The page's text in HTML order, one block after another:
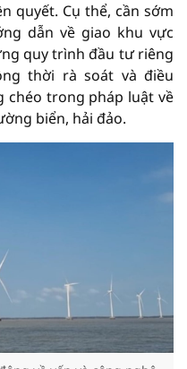
quyết. Cụ thể, cần sớm
dẫn về giao khu vực
quy trình đầu tư riêng
thời rà soát và điều
chéo trong pháp luật về
biển, hải đảo.